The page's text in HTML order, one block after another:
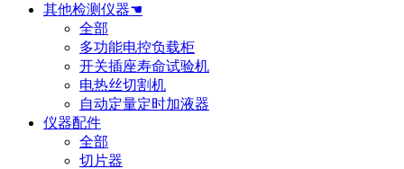
其他检测仪器☚
全部
多功能电控负载柜
开关插座寿命试验机
电热丝切割机
自动定量定时加液器
仪器配件
全部
切片器